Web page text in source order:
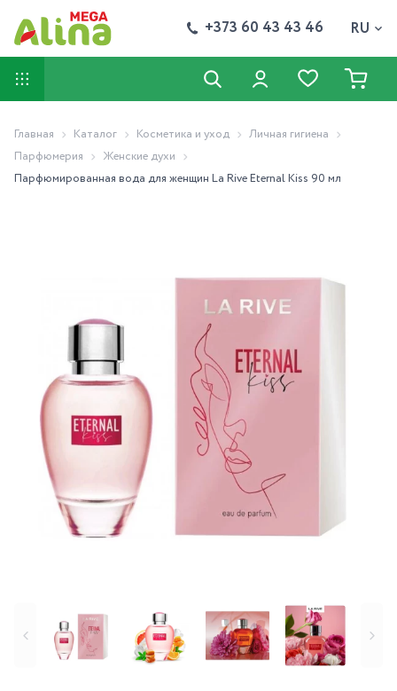
+373 60 43 43 46 RU
Главная Каталог Косметика и уход
Личная гигиена
Парфюмерия
Женские духи
Парфюмированная вода для женщин La Rive Eternal Kiss 90 мл